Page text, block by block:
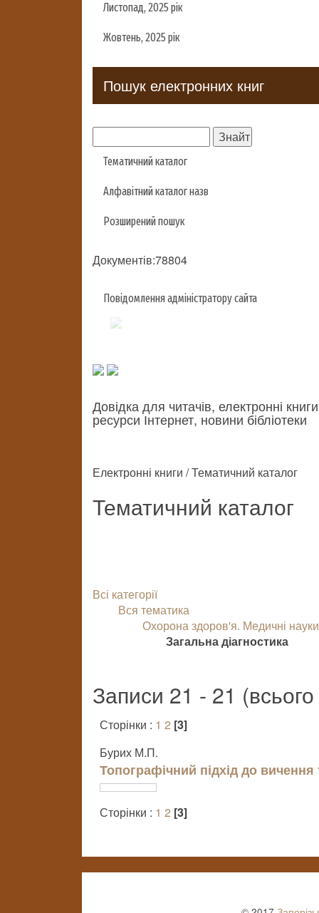
Листопад, 2025 рік
Жовтень, 2025 рік
Пошук електронних книг
Тематичний каталог
Алфавітний каталог назв
Розширений пошук
Документів:78804
Повідомлення адміністратору сайта
Довідка для читачів, електронні
ресурси Інтернет, новини бібліотеки
Електронні книги / Тематичний каталог
Тематичний каталог
Всі категорії
Вся тематика
Охорона здоров'я. Медичні науки
Загальна діагностика
Записи 21 - 21
Сторінки : 1 2 [3]
Бурих М.П.
Топографічний підхід до
Сторінки : 1 2 [3]